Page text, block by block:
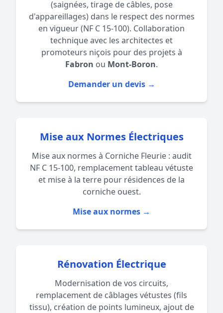
(saignées, tirage de câbles, pose
d'appareillages) dans le respect des normes
en vigueur (NF C 15-100). Collaboration
technique avec les architectes et
promoteurs niçois pour des projets à
Fabron ou Mont-Boron.
Demander un devis →
Mise aux Normes Électriques
Mise aux normes à Corniche Fleurie : audit
NF C 15-100, remplacement tableau vétuste
et mise à la terre pour résidences de la
corniche ouest.
Mise aux normes →
Rénovation Électrique
Modernisation de vos circuits,
remplacement de câblages vétustes (fils
tissu), création de points lumineux, ajout de